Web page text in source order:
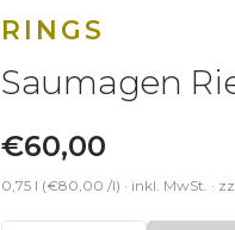
RINGS
Saumagen
€60,00
0,75 l (€80,00 /l) · inkl. MwSt. ·